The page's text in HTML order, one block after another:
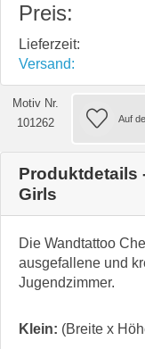
Preis:
Lieferzeit:
Versand:
Motiv Nr.
101262
Produktdetails
Girls
Die Wandtattoo
ausgefallene und
Jugendzimmer.
Klein: (Breite x